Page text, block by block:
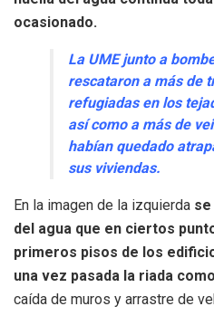
ocasionado.
La UME junto a
rescataron a más de
refugiadas en los
así como a más de
habían quedado
sus viviendas.
En la imagen de la izquierda
del agua que en ciertos
primeros pisos de los
una vez pasada la riada
caída de muros y arrastre de